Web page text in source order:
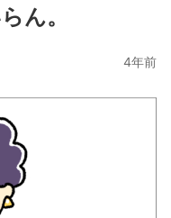
ん。
4年前